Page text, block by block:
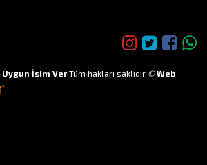
Uygun İsim VerTüm hakları saklıdır © Web